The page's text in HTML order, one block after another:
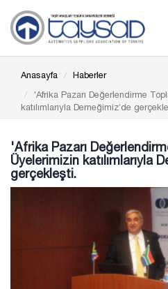
Anasayfa
Haberler
'Afrika Pazarı Değerlendirme
katılımlarıyla Derneğimiz’de
'Afrika Pazarı
Üyelerimizin katılımlarıyla
gerçekleşti.